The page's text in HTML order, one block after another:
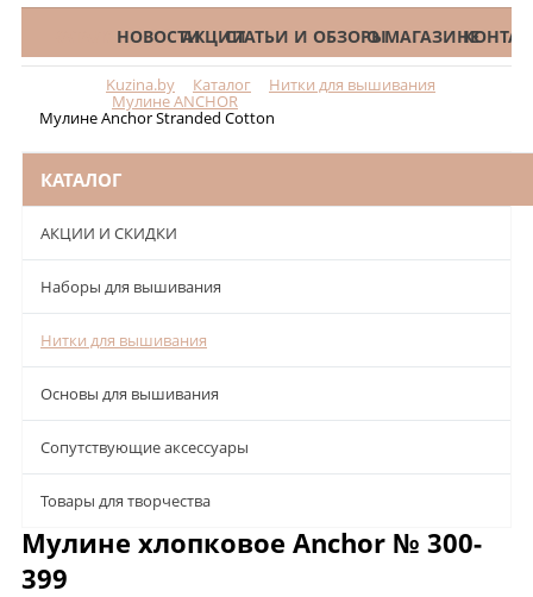
КАТАЛОГНОВОСТИАКЦИИСТАТЬИ И ОБЗОРЫО МАГАЗИНЕ
Kuzina.by Каталог Нитки для вышивания
Мулине ANCHOR
Мулине Anchor Stranded Cotton
КАТАЛОГ
АКЦИИ И СКИДКИ
Наборы для вышивания
Нитки для вышивания
Основы для вышивания
Сопутствующие аксессуары
Товары для творчества
Мулине хлопковое Anchor № 300-
399